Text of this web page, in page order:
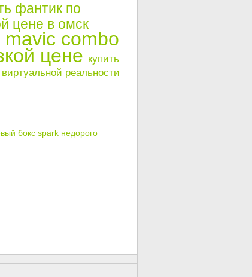
фантик по
цене в омск
mavic combo
цене купить
реальности
бокс spark недорого